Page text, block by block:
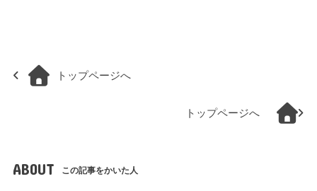
トップページへ
トップページへ
ABOUT この記事をかいた人